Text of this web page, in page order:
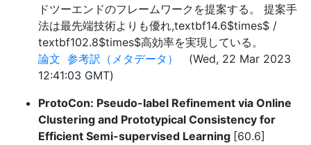
ドツーエンドのフレームワークを提案する。 提案手
法は最先端技術よりも優れ,textbf14.6$times$ /
textbf102.8$times$高効率を実現している。
論文 参考訳（メタデータ）
(Wed, 22 Mar 2023
12:41:03 GMT)
ProtoCon: Pseudo-label Refinement via Online
Clustering and Prototypical Consistency for
Efficient Semi-supervised Learning [60.6]